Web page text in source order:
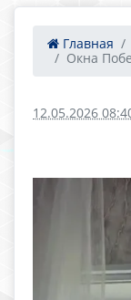
Главная
Окна
12.05.2026